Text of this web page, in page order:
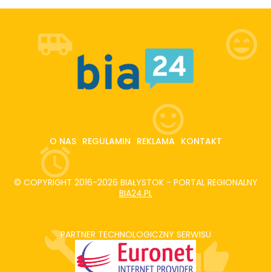
O NAS REGULAMIN REKLAMA KONTAKT
© COPYRIGHT 2016-2026 BIAŁYSTOK - PORTAL REGIONALNY
BIA24.PL
PARTNER TECHNOLOGICZNY SERWISU